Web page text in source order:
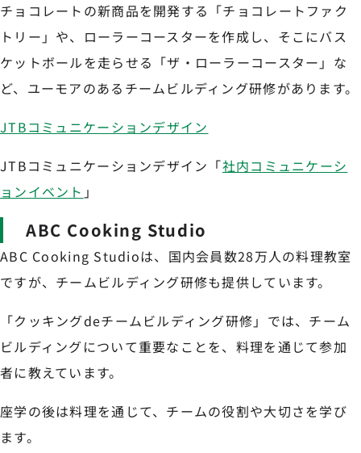
チョコレートの新商品を開発する「チョコレートファク
トリー」や、ローラーコースターを作成し、そこにバス
ケットボールを走らせる「ザ・ローラーコースター」な
ど、ユーモアのあるチームビルディング研修があります。
JTBコミュニケーションデザイン
JTBコミュニケーションデザイン「社内コミュニケーシ
ョンイベント 」
ABC Cooking Studio
ABC Cooking Studioは、国内会員数28万人の料理教室
ですが、チームビルディング研修も提供しています。
「クッキングdeチームビルディング研修」では、チーム
ビルディングについて重要なことを、料理を通じて参加
者に教えています。
座学の後は料理を通じて、チームの役割や大切さを学び
ます。